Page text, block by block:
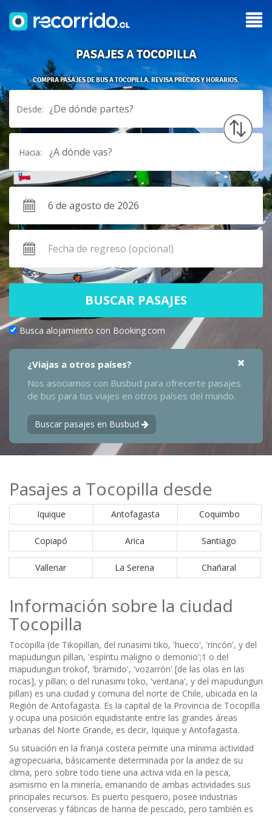
PASAJES A TOCOPILLA
COMPRA PASAJES DE BUS A TOCOPILLA. REVISA PRECIOS Y HORARIOS.
Desde: ¿De dónde partes?
Hacia: ¿A dónde vas?
BUSCAR PASAJES
Busca alojamiento con Booking.com
¿Viajas a otros países?
Nos asociamos con Busbud para ofrecerte pasajes
de bus para tus viajes en otros países del mundo.
Buscar pasajes en Busbud
Pasajes a Tocopilla desde
Iquique Antofagasta Coquimbo
Copiapó Arica Santiago
Vallenar La Serena Chañaral
Información sobre la ciudad
Tocopilla
Tocopilla (de Tikopillan, del runasimi tiko, 'hueco', 'rincón', y del
mapudungun pillan, 'espíritu maligno o demonio';1 o del
mapudungun trokof, 'bramido', 'vozarrón' [de las olas en las
rocas], y pillan; o del runasimi toko, 'ventana', y del mapudungun
pillan) es una ciudad y comuna del norte de Chile, ubicada en la
Región de Antofagasta. Es la capital de la Provincia de Tocopilla
y ocupa una posición equidistante entre las grandes áreas
urbanas del Norte Grande, es decir, Iquique y Antofagasta.
Su situación en la franja costera permite una mínima actividad
agropecuaria, básicamente determinada por la aridez de su
clima, pero sobre todo tiene una activa vida en la pesca,
asimismo en la minería, emanando de ambas actividades sus
principales recursos. Es puerto pesquero, posee industrias
conserveras y fábricas de harina de pescado, pero también es